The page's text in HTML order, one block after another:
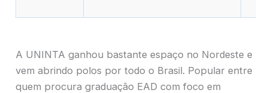
A UNINTA ganhou bastante espaço no Nordeste e
vem abrindo polos por todo o Brasil. Popular entre
quem procura graduação EAD com foco em